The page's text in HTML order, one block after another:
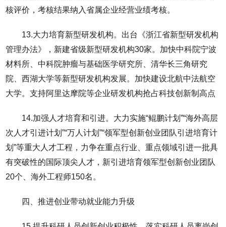
核评价，考核结果纳入省属企业经营业绩考核。
13.大力培育新型研发机构。出台《浙江省新型研发机构
管理办法》，新建省级新型研发机构30家。加快中科院宁波
材料所、中科院肿瘤与基础医学研究所、清华长三角研究
院、西湖大学等新型研发机构发展。加快建设北航中法航空
大学。支持阿里达摩院等企业研发机构抢占科技创新制高点
14.加强人才培育和引进。大力实施“鲲鹏计划”“海外高层
次人才引进计划”“万人计划”“领军型创新创业团队引进培育计
划”等重大人才工程，力争在重点行业、重点领域引进一批具
有突破性的国际顶尖人才，新引进培育领军型创新创业团队
20个、海外工程师150名。
四、推进创业带动就业能力升级